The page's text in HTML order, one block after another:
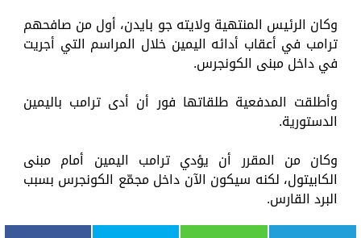
وكان الرئيس المنتهية ولايته جو بايدن، أول من صافحهم
ترامب في أعقاب أدائه اليمين خلال المراسم التي أجريت
في داخل مبنى الكونجرس.
وأطلقت المدفعية طلقاتها فور أن أدى ترامب باليمين
الدستورية.
وكان من المقرر أن يؤدي ترامب اليمين أمام مبنى
الكابيتول، لكنه سيكون الآن داخل مجمّع الكونجرس بسبب
البرد القارس.